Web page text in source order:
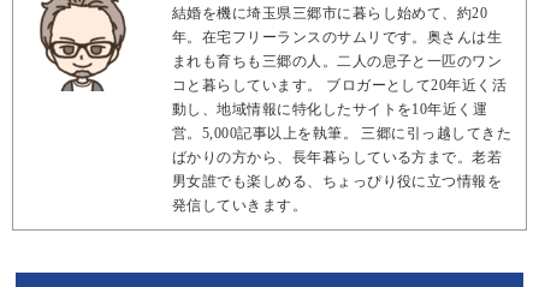
結婚を機に埼玉県三郷市に暮らし始めて、約20
年。在宅フリーランスのサムリです。奥さんは生
まれも育ちも三郷の人。二人の息子と一匹のワン
コと暮らしています。 ブロガーとして20年近く活
動し、地域情報に特化したサイトを10年近く運
営。5,000記事以上を執筆。 三郷に引っ越してきた
ばかりの方から、長年暮らしている方まで。老若
男女誰でも楽しめる、ちょっぴり役に立つ情報を
発信していきます。